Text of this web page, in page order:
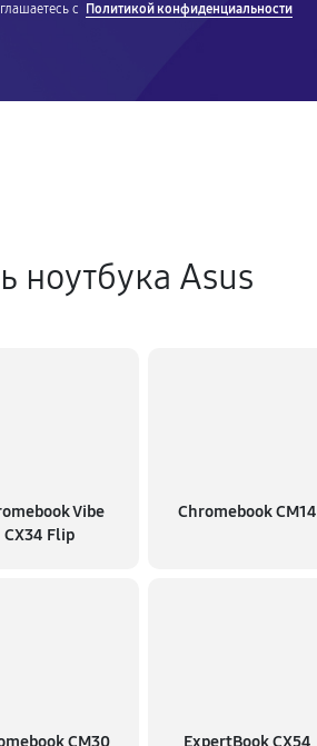
с Политикой конфиденциальности
ноутбука Asus
Vibe
CX34 Flip
Chromebook CM14
CM30 ExpertBook CX54